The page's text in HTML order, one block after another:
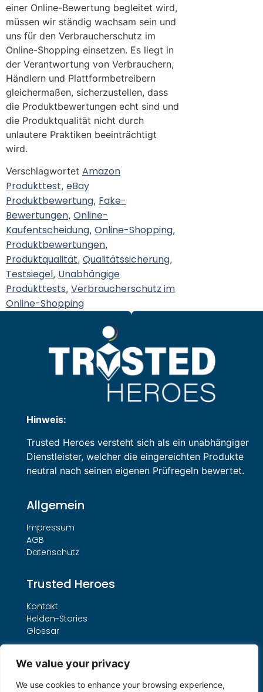
We value your privacy
We use cookies to enhance your browsing experience,
einer Online-Bewertung begleitet wird,
müssen wir ständig wachsam sein und
uns für den Verbraucherschutz im
Online-Shopping einsetzen. Es liegt in
der Verantwortung von Verbrauchern,
Händlern und Plattformbetreibern
gleichermaßen, sicherzustellen, dass
die Produktbewertungen echt sind und
die Produktqualität nicht durch
unlautere Praktiken beeinträchtigt
wird.
Verschlagwortet Amazon
Produkttest, eBay
Produktbewertung, Fake-
Bewertungen, Online-
Kaufentscheidung, Online-Shopping,
Produktbewertungen,
Produktqualität, Qualitätssicherung,
Testsiegel, Unabhängige
Produkttests, Verbraucherschutz im
Online-Shopping
Hinweis:
Trusted Heroes versteht sich als ein unabhängiger
Dienstleister, welcher die eingereichten Produkte
neutral nach seinen eigenen Prüfregeln bewertet.
Allgemein
Impressum
AGB
Datenschutz
Trusted Heroes
Kontakt
Helden-Stories
Glossar
Leistungen
Unser THO-Verfahren